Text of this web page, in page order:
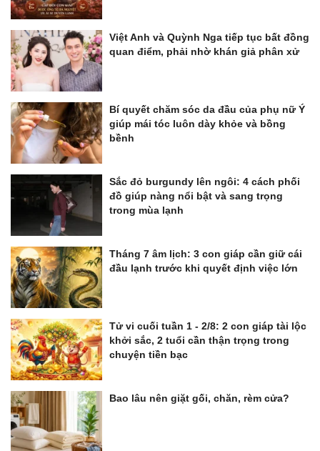
Việt Anh và Quỳnh Nga tiếp tục bất đồng
quan điểm, phải nhờ khán giả phân xử
Bí quyết chăm sóc da đầu của phụ nữ Ý
giúp mái tóc luôn dày khỏe và bồng
bềnh
Sắc đỏ burgundy lên ngôi: 4 cách phối
đồ giúp nàng nổi bật và sang trọng
trong mùa lạnh
Tháng 7 âm lịch: 3 con giáp cần giữ cái
đầu lạnh trước khi quyết định việc lớn
Tử vi cuối tuần 1 - 2/8: 2 con giáp tài lộc
khởi sắc, 2 tuổi cần thận trọng trong
chuyện tiền bạc
Bao lâu nên giặt gối, chăn, rèm cửa?